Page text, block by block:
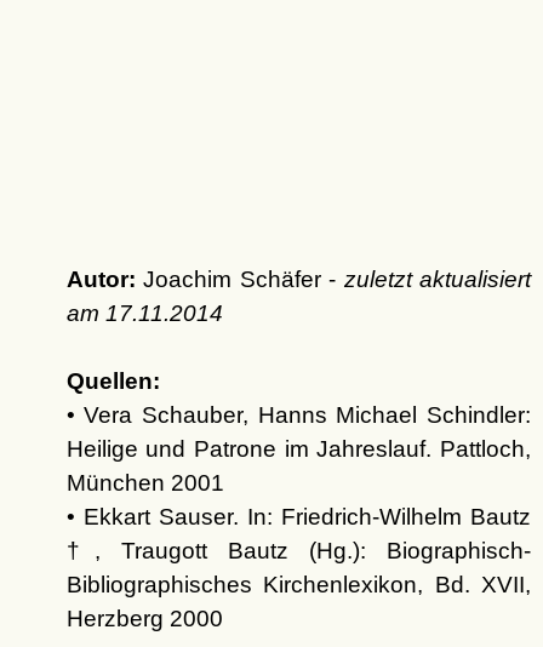
Autor: Joachim Schäfer - zuletzt aktualisiert
am 17.11.2014
Quellen:
• Vera Schauber, Hanns Michael Schindler:
Heilige und Patrone im Jahreslauf. Pattloch,
München 2001
• Ekkart Sauser. In: Friedrich-Wilhelm Bautz
†, Traugott Bautz (Hg.): Biographisch-
Bibliographisches Kirchenlexikon, Bd. XVII,
Herzberg 2000